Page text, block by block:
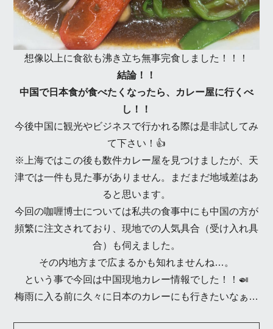
想像以上に食欲も沸き立ち無事完食しました！！！
結論！！
中国で日本食が食べたくなったら、カレー屋に行くべ
し！！
今後中国に観光やビジネスで行かれる際は是非試してみ
て下さい！👍
※上海ではこの後も数件カレー屋を見つけましたが、天
津では一件も見た事がありません。まだまだ地域差はあ
ると思います。
今回の咖喱博士については私共の食事中にも中国の方が
頻繁に注文されており、現地での人気具合（受け入れ具
合）も伺えました。
その内地方まで広まるかも知れませんね…。
という事で今回は中国現地カレー情報でした！！🍛
梅雨に入る前に久々に日本のカレーにも行きたいなぁ…